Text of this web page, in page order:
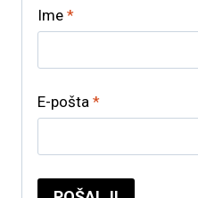
Ime *
E-pošta *